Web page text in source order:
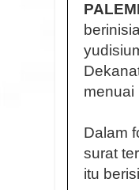
menuai
Dalam
surat
itu